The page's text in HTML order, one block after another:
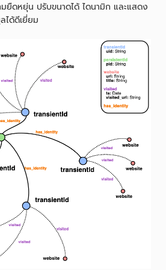
ยืดหยุ่น ปรับขนาดได้ ไดนามิก และแสดง
ได้ดีเยี่ยม